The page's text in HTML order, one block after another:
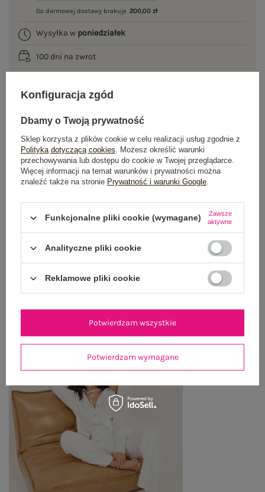
Do darmowej dostawy brakuje 200,00 zł
Wysyłka w poniedziałek
100 dni na zwrot
GŁÓWNE PARAMETRY
OPINIE O PRODUKCIE (0)
ZWROTY I REKLAMACJE
OSTATNIO OGLĄDANE
Zobacz wszystko
Konfiguracja zgód
Dbamy o Twoją prywatność
Sklep korzysta z plików cookie w celu realizacji usług zgodnie z
Polityką dotyczącą cookies. Możesz określić warunki
przechowywania lub dostępu do cookie w Twojej przeglądarce.
Więcej informacji na temat warunków i prywatności można
znaleźć także na stronie Prywatność i warunki Google.
Funkcjonalne pliki cookie (wymagane)
Zawsze
aktywne
Analityczne pliki cookie
Reklamowe pliki cookie
Potwierdzam wymagane
Potwierdzam wszystkie